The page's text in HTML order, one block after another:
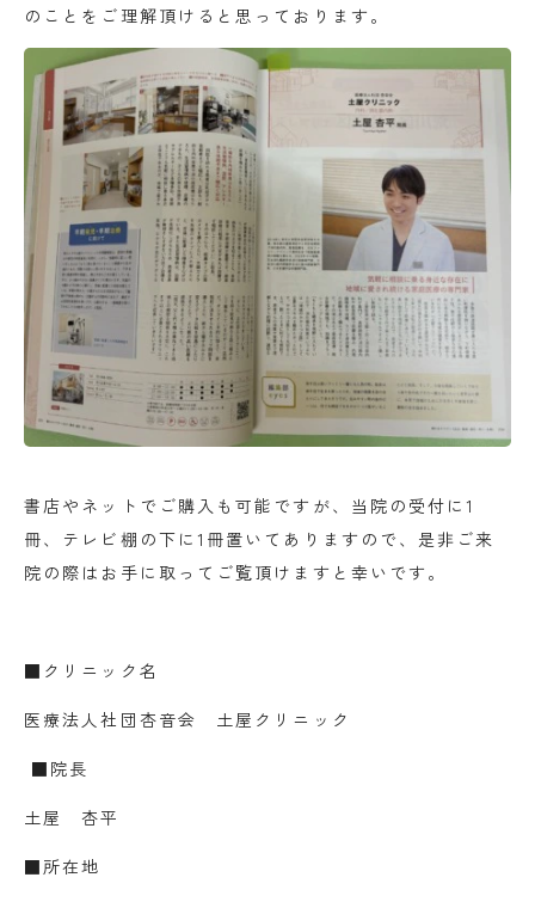
のことをご理解頂けると思っております。
書店やネットでご購入も可能ですが、当院の受付に1
冊、テレビ棚の下に1冊置いてありますので、是非ご来
院の際はお手に取ってご覧頂けますと幸いです。
■クリニック名
医療法人社団杏音会 土屋クリニック
■院長
土屋 杏平
■所在地